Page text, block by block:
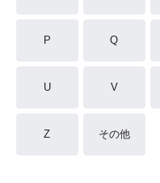
P Q
U V
Z その他